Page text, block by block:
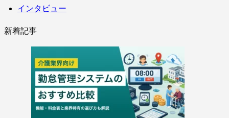
インタビュー
新着記事